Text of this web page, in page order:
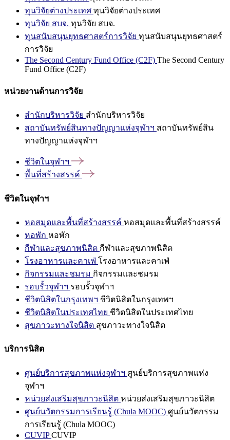
ทุนวิจัยต่างประเทศ ทุนวิจัยต่างประเทศ
ทุนวิจัย สบจ. ทุนวิจัย สบจ.
ทุนสนับสนุนยุทธศาสตร์การวิจัย ทุนสนับสนุนยุทธศาสตร์
การวิจัย
The Second Century Fund Office (C2F) The Second Century
Fund Office (C2F)
หน่วยงานด้านการวิจัย
สำนักบริหารวิจัย สำนักบริหารวิจัย
สถาบันทรัพย์สินทางปัญญาแห่งจุฬาฯ สถาบันทรัพย์สิน
ทางปัญญาแห่งจุฬาฯ
ชีวิตในจุฬาฯ
พื้นที่สร้างสรรค์
ชีวิตในจุฬาฯ
หอสมุดและพื้นที่สร้างสรรค์ หอสมุดและพื้นที่สร้างสรรค์
หอพัก หอพัก
กีฬาและสุขภาพนิสิต กีฬาและสุขภาพนิสิต
โรงอาหารและคาเฟ่ โรงอาหารและคาเฟ่
กิจกรรมและชมรม กิจกรรมและชมรม
รอบรั้วจุฬาฯ รอบรั้วจุฬาฯ
ชีวิตนิสิตในกรุงเทพฯ ชีวิตนิสิตในกรุงเทพฯ
ชีวิตนิสิตในประเทศไทย ชีวิตนิสิตในประเทศไทย
สุขภาวะทางใจนิสิต สุขภาวะทางใจนิสิต
บริการนิสิต
ศูนย์บริการสุขภาพแห่งจุฬาฯ ศูนย์บริการสุขภาพแห่ง
จุฬาฯ
หน่วยส่งเสริมสุขภาวะนิสิต หน่วยส่งเสริมสุขภาวะนิสิต
ศูนย์นวัตกรรมการเรียนรู้ (Chula MOOC) ศูนย์นวัตกรรม
การเรียนรู้ (Chula MOOC)
CUVIPCUVIP